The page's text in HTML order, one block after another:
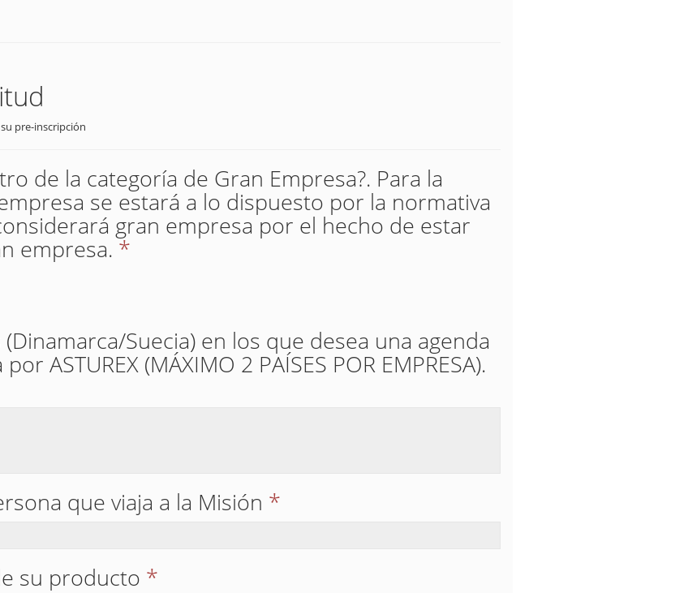
pre-inscripción
de la categoría de Gran Empresa?. Para la
se estará a lo dispuesto por la normativa
gran empresa por el hecho de estar
empresa. *
Suecia) en los que desea una agenda
ASTUREX (MÁXIMO 2 PAÍSES POR EMPRESA).
que viaja a la Misión *
su producto *